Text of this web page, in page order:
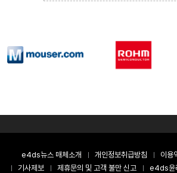
e4ds뉴스 매체소개 개인정보취급방침 이용
기사제보
제휴문의 및 고객 불만 신고 e4ds윤